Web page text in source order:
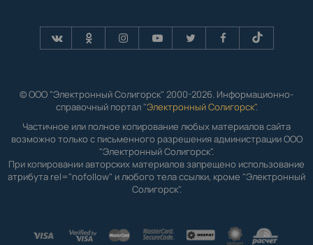
© ООО "Электронный Солигорск" 2000-2026. Информационно-
справочный портал "Электронный Солигорск".
Частичное или полное копирование любых материалов сайта
возможно только с письменного разрешения администрации ООО
"Электронный Солигорск".
При копировании авторских материалов запрещено использование
атрибута rel="nofollow" и любого тела ссылки, кроме "Электронный
Солигорск".